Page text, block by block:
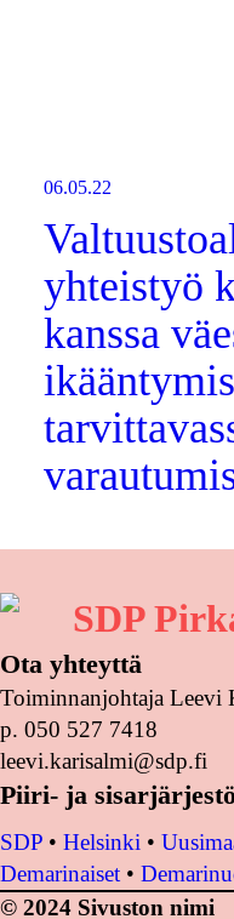
06.05.22
yhteistyö
kanssa
SDP
Ota yhteyttä
Toiminnanjohtaja Leevi
p. 050 527 7418
leevi.karisalmi@sdp.fi
Piiri- ja
SDP • Helsinki •
Demarinaiset •
© 2024 Sivuston nimi